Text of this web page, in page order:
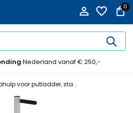
0
Nederland vanaf € 250,-
voor putladder, sta...